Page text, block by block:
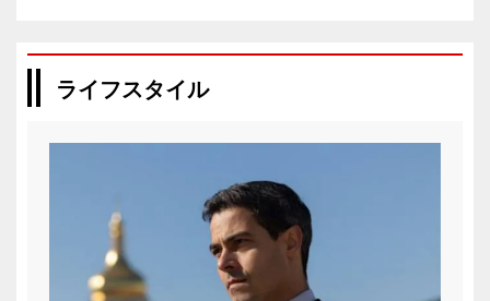
ライフスタイル